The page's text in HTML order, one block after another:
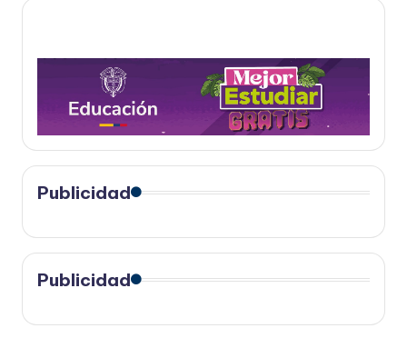
Publicidad
Publicidad